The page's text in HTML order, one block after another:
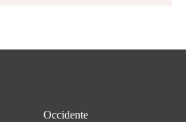
Occidente